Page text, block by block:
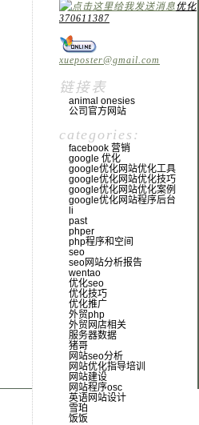
优化
370611387
xueposter@gmail.com
链接表
animal onesies
公司官方网站
categories:
facebook 营销
google 优化
google优化网站优化工具
google优化网站优化技巧
google优化网站优化案例
google优化网站程序后台
li
past
phper
php程序和空间
seo
seo网站分析报告
wentao
优化seo
优化技巧
优化推广
外贸php
外贸网店相关
服务器数据
猪哥
网站seo分析
网站优化指导培训
网站建设
网站程序osc
英语网站设计
雪珀
饭饭